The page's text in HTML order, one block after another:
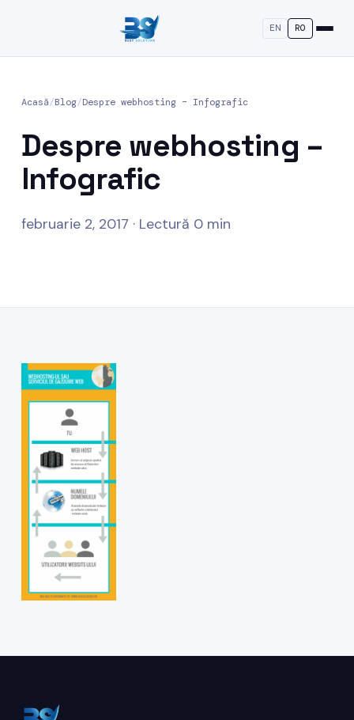
EN RO
Acasă/Blog/Despre webhosting – Infografic
Despre webhosting –
Infografic
februarie 2, 2017 · Lectură 0 min